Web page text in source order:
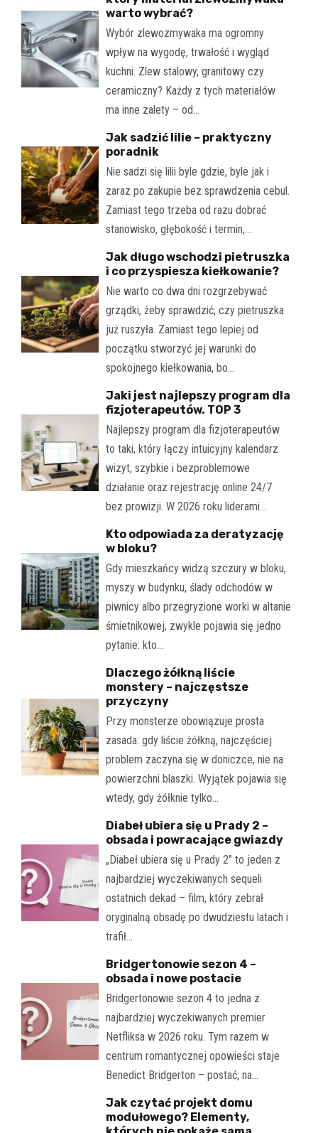
warto wybrać?
Wybór zlewozmywaka ma ogromny
wpływ na wygodę, trwałość i wygląd
kuchni. Zlew stalowy, granitowy czy
ceramiczny? Każdy z tych materiałów
ma inne zalety – od…
Jak sadzić lilie – praktyczny
poradnik
Nie sadzi się lilii byle gdzie, byle jak i
zaraz po zakupie bez sprawdzenia cebul.
Zamiast tego trzeba od razu dobrać
stanowisko, głębokość i termin,…
Jak długo wschodzi pietruszka
i co przyspiesza kiełkowanie?
Nie warto co dwa dni rozgrzebywać
grządki, żeby sprawdzić, czy pietruszka
już ruszyła. Zamiast tego lepiej od
początku stworzyć jej warunki do
spokojnego kiełkowania, bo…
Jaki jest najlepszy program dla
fizjoterapeutów. TOP 3
Najlepszy program dla fizjoterapeutów
to taki, który łączy intuicyjny kalendarz
wizyt, szybkie i bezproblemowe
działanie oraz rejestrację online 24/7
bez prowizji. W 2026 roku liderami…
Kto odpowiada za deratyzację
w bloku?
Gdy mieszkańcy widzą szczury w bloku,
myszy w budynku, ślady odchodów w
piwnicy albo przegryzione worki w altanie
śmietnikowej, zwykle pojawia się jedno
pytanie: kto…
Dlaczego żółkną liście
monstery – najczęstsze
przyczyny
Przy monsterze obowiązuje prosta
zasada: gdy liście żółkną, najczęściej
problem zaczyna się w doniczce, nie na
powierzchni blaszki. Wyjątek pojawia się
wtedy, gdy żółknie tylko…
Diabeł ubiera się u Prady 2 –
obsada i powracające gwiazdy
„Diabeł ubiera się u Prady 2" to jeden z
najbardziej wyczekiwanych sequeli
ostatnich dekad – film, który zebrał
oryginalną obsadę po dwudziestu latach i
trafił…
Bridgertonowie sezon 4 –
obsada i nowe postacie
Bridgertonowie sezon 4 to jedna z
najbardziej wyczekiwanych premier
Netfliksa w 2026 roku. Tym razem w
centrum romantycznej opowieści staje
Benedict Bridgerton – postać, na…
Jak czytać projekt domu
modułowego? Elementy,